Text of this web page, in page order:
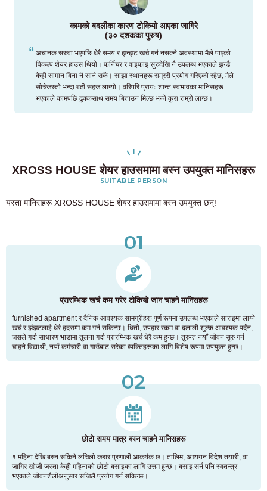
कामको बदलीका कारण टोकियो आएका जागिरे
(३० दशकका पुरुष)
अचानक सरुवा भएपछि धेरै समय र झन्झट खर्च गर्न नसक्ने अवस्थामा मैले पाएको
विकल्प शेयर हाउस थियो। फर्निचर र वाइफाइ सुरुदेखि नै उपलब्ध भएकाले झन्डै
केही सामान बिना नै सार्न सकें। साझा स्थानहरू राम्ररी प्रयोग गरिएको रहेछ, मैले
सोचेजस्तो भन्दा बढी सहज लाग्यो। वरिपरि प्रायः शान्त स्वभावका मानिसहरू
भएकाले कामपछि ढुक्कसाथ समय बिताउन मिल्छ भन्ने कुरा राम्रो लाग्छ।
XROSS HOUSE शेयर हाउसमामा बस्न उपयुक्त मानिसहरू
SUITABLE PERSON
यस्ता मानिसहरू XROSS HOUSE शेयर हाउसमामा बस्न उपयुक्त छन्!
01
प्रारम्भिक खर्च कम गरेर टोकियो जान चाहने मानिसहरू
furnished apartment र दैनिक आवश्यक सामग्रीहरू पूर्ण रूपमा उपलब्ध भएकाले साराइमा लाग्ने
खर्च र झंझटलाई धेरै हदसम्म कम गर्न सकिन्छ। धितो, उपहार रकम वा दलाली शुल्क आवश्यक पर्दैन,
जसले गर्दा साधारण भाडामा तुलना गर्दा प्रारम्भिक खर्च धेरै कम हुन्छ। तुरुन्त नयाँ जीवन सुरु गर्न
चाहने विद्यार्थी, नयाँ कर्मचारी वा गाउँबाट सरेका व्यक्तिहरूका लागि विशेष रूपमा उपयुक्त हुन्छ।
02
छोटो समय मात्र बस्न चाहने मानिसहरू
१ महिना देखि बस्न सकिने लचिलो करार प्रणाली आकर्षक छ। तालिम, अध्ययन विदेश तयारी, वा
जागिर खोजी जस्ता केही महिनाको छोटो बसाइका लागि उत्तम हुन्छ। बसाइ सर्न पनि स्वतन्त्र
भएकाले जीवनशैलीअनुसार सजिलै प्रयोग गर्न सकिन्छ।